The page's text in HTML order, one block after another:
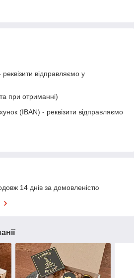
відправляємо у
при отриманні)
(IBAN) - реквізити відправляємо
14 днів за домовленістю